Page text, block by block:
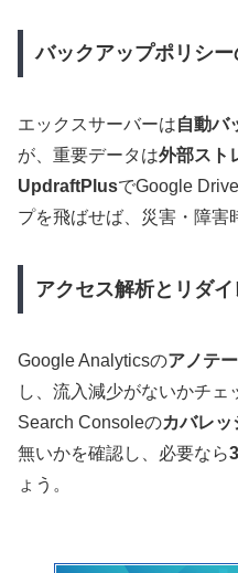
バックアップポリシ
エックスサーバーは自動バ
が、重要データは外部スト
UpdraftPlusでGoogle
プを飛ばせば、災害・障害
アクセス解析とリダ
Google Analyticsのアノテ
し、流入減少がないかチェ
Search Consoleのカバレッ
無いかを確認し、必要なら
ょう。